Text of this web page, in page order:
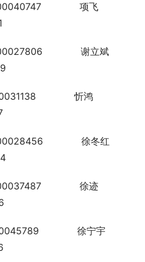
项飞
谢立斌
忻鸿
徐冬红
徐迹
徐宁宇